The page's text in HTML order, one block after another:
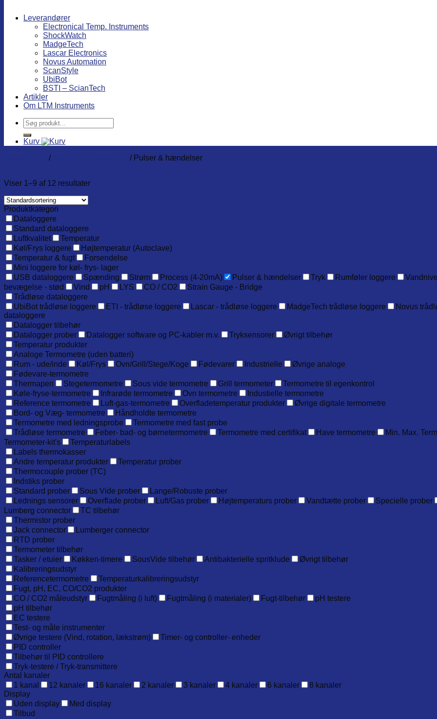
Leverandører
Electronical Temp. Instruments
ShockWatch
MadgeTech
Lascar Electronics
Novus Automation
ScanStyle
UbiBot
BSTI – ScianTech
Artikler
Om LTM Instruments
Søg
efter:
Kurv
/ /Pulser & hændelser
Viser 1–9 af 12 resultater
Produktkategori
Dataloggere
Standard dataloggere
Luftkvalitet
Temperatur
Køl/Frys loggere
Højtemperatur (Autoclave)
Temperatur & fugt
Forsendelse
Mini loggere for køl- frys- lager
USB dataloggere
Spænding Strøm Process (4-20mA) Pulser & hændelser Tryk Rumføler loggere
bevægelse - stød
Vind pH LYS CO / CO2
Strain Gauge - Bridge
Trådløse dataloggere
UbiBot trådløse loggere
ETI - trådløse loggere Lascar - trådløse loggere MadgeTech trådløse loggere Novus
dataloggere
Datalogger tilbehør
Datalogger prober
Datalogger software og PC-kabler m.v. Tryksensorer
Øvrigt tilbehør
Temperatur produkter
Analoge Termometre (uden batteri)
Rum - ude/inde
Køl/Frys Ovn/Grill/Stege/Koge Fødevarer Industrielle
Øvrige analoge
Fødevare-termometre
Thermapen
Stegetermometre Sous vide termometre Grill termometer
Termometre til egenkontrol
Køle-fryse-termometre
Infrarøde termometre Ovn termometre
Industielle termometre
Reference termometre
Luft-gas-termometre Overfladetemperatur produkter
Øvrige digitale termometre
Bord- og Væg- termometre
Håndholdte termometre
Termometre med ledningsprobe
Termometre med fast probe
Trådløse termometre
Feber- bad- og børnetermometre Termometre med certifikat Have termometre Min. Max.
Termometer-kit's
Temperaturlabels
Labels thermokasser
Andre temperatur produkter
Temperatur prober
Thermocouple prober (TC)
Indstiks prober
Standard prober
Sous Vide prober
Lange/Robuste prober
Lednings sensorer
Overflade prober Luft/Gas prober Højtemperaturs prober Vandtætte prober Specielle prober
Lumberg connector
TC tilbehør
Thermistor prober
Jack connector
Lumberger connector
RTD prober
Termometer tilbehør
Tasker / etuier
Køkken-timere SousVide tilbehør Antibakterielle spritklude
Øvrigt tilbehør
Kalibreringsudstyr
Referencetermometre
Temperaturkalibreringsudstyr
Fugt, pH, EC, CO/CO2 produkter
CO / CO2 måleudstyr
Fugtmåling (i luft) Fugtmåling (i materialer) Fugt-tilbehør
pH testere
pH tilbehør
EC testere
Test- og måle instrumenter
Øvrige testere (Vind, rotation, lækstrøm)
Timer- og controller- enheder
PID controller
Tilbehør til PID controllere
Tryk-testere / Tryk-transmittere
Antal kanaler
1 kanal
12 kanaler 16 kanaler 2 kanaler 3 kanaler 4 kanaler 6 kanaler
8 kanaler
Display
Uden display
Med display
Tilbud